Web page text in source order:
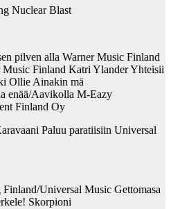
Nuclear Blast
pilven alla Warner Music Finland
Music Finland Katri Ylander Yhteisii
Ollie Ainakin mä
enää/Aavikolla M-Eazy
Finland Oy
Paluu paratiisiin Universal
Universal Music Gettomasa
Skorpioni